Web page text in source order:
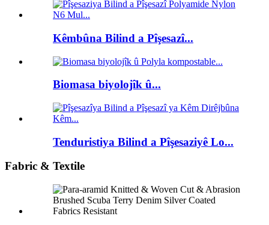
Kêmbûna Bilind a Pîşesazî...
Biomasa biyolojîk û...
Tenduristiya Bilind a Pîşesaziyê Lo...
Fabric & Textile